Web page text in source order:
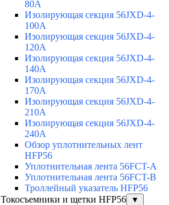
80A
Изолирующая секция 56JXD-4-
100A
Изолирующая секция 56JXD-4-
120A
Изолирующая секция 56JXD-4-
140A
Изолирующая секция 56JXD-4-
170A
Изолирующая секция 56JXD-4-
210A
Изолирующая секция 56JXD-4-
240A
Обзор уплотнительных лент
HFP56
Уплотнительная лента 56FCT-A
Уплотнительная лента 56FCT-B
Троллейный указатель HFP56
Токосъемники и щетки HFP56
▼